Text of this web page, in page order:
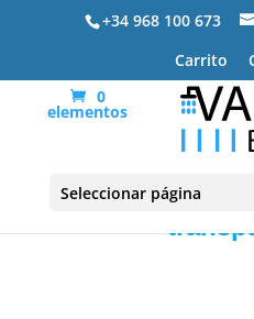
+34 968 100 673
Carrito
0
elementos
Seleccionar página
Frontal